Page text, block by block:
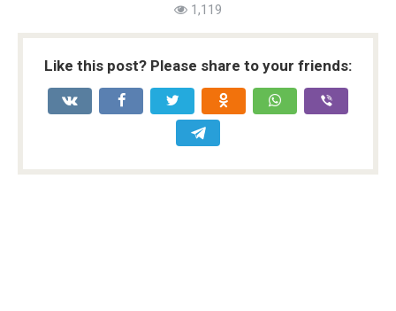
1,119
Like this post? Please share to your friends: